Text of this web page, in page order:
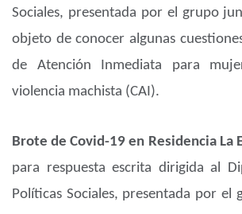
Sociales, presentada por el grupo
objeto de conocer algunas
de Atención Inmediata para
violencia machista (CAI).
Brote de Covid-19 en Residencia La
para respuesta escrita dirigida al
Políticas Sociales, presentada por el